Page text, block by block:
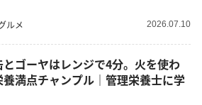
ルメ 2026.07.10
とゴーヤはレンジで4分。火を使わ
養満点チャンプル｜管理栄養士に学